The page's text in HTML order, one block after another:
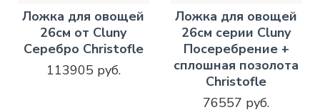
Ложка для овощей
26см от Cluny
Серебро Christofle
113905 руб.
Ложка для овощей
26см серии Cluny
Посеребрение +
сплошная позолота
Christofle
76557 руб.